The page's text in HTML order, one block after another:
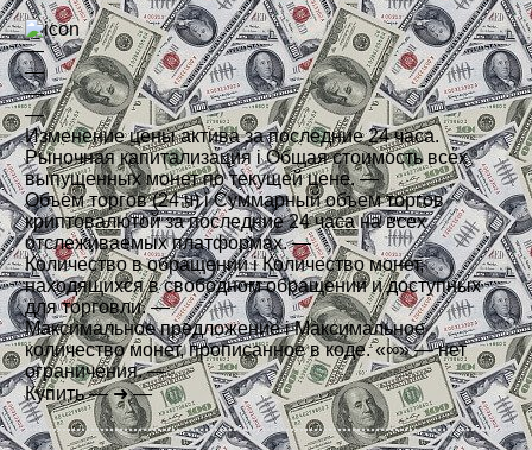
—
—
—
—
Изменение цены актива за последние 24 часа.
Рыночная капитализацияi Общая стоимость всех
выпущенных монет по текущей цене. —
Объём торгов (24 ч)i Суммарный объем торгов
криптовалютой за последние 24 часа на всех
отслеживаемых платформах. —
Количество в обращенииi Количество монет,
находящихся в свободном обращении и доступных
для торговли. —
Максимальное предложениеi Максимальное
количество монет, прописанное в коде. «∞» — нет
ограничения. —
Купить—➜—